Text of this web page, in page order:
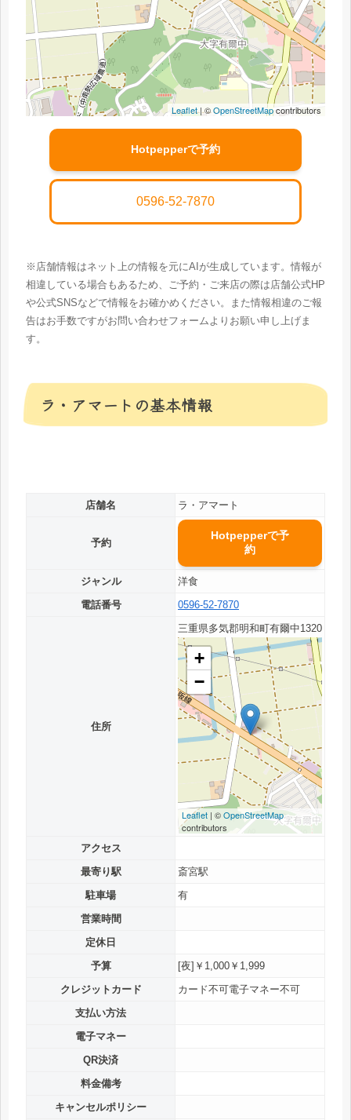
Leaflet| ©OpenStreetMapcontributors
Hotpepperで予約
0596-52-7870
※店舗情報はネット上の情報を元にAIが生成しています。情報が
相違している場合もあるため、ご予約・ご来店の際は店舗公式HP
や公式SNSなどで情報をお確かめください。また情報相違のご報
告はお手数ですがお問い合わせフォームよりお願い申し上げま
す。
ラ・アマートの基本情報
店舗名 ラ・アマート
予約
Hotpepperで予
約
ジャンル
洋食
電話番号
0596-52-7870
住所
三重県多気郡明和町有爾中1320
+
−
Leaflet | ©OpenStreetMap
contributors
アクセス
最寄り駅
斎宮駅
駐車場
有
営業時間
定休日
予算
[夜]￥1,000￥1,999
クレジットカード
カード不可電子マネー不可
支払い方法
電子マネー
QR決済
料金備考
キャンセルポリシー